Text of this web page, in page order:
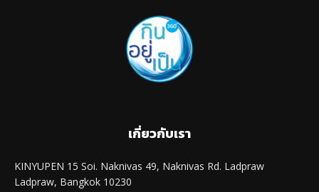
เกี่ยวกับเรา
KINYUPEN 15 Soi. Naknivas 49, Naknivas Rd. Ladpraw
Ladpraw, Bangkok 10230